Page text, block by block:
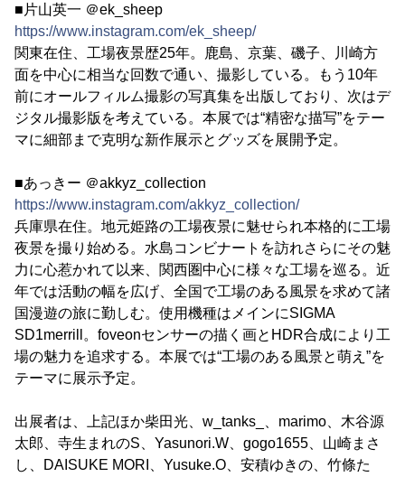
■片山英一 ＠ek_sheep
https://www.instagram.com/ek_sheep/
関東在住、工場夜景歴25年。鹿島、京葉、磯子、川崎方
面を中心に相当な回数で通い、撮影している。もう10年
前にオールフィルム撮影の写真集を出版しており、次はデ
ジタル撮影版を考えている。本展では“精密な描写”をテー
マに細部まで克明な新作展示とグッズを展開予定。
■あっきー ＠akkyz_collection
https://www.instagram.com/akkyz_collection/
兵庫県在住。地元姫路の工場夜景に魅せられ本格的に工場
夜景を撮り始める。水島コンビナートを訪れさらにその魅
力に心惹かれて以来、関西圏中心に様々な工場を巡る。近
年では活動の幅を広げ、全国で工場のある風景を求めて諸
国漫遊の旅に勤しむ。使用機種はメインにSIGMA
SD1merrill。foveonセンサーの描く画とHDR合成により工
場の魅力を追求する。本展では“工場のある風景と萌え”を
テーマに展示予定。
出展者は、上記ほか柴田光、w_tanks_、marimo、木谷源
太郎、寺生まれのS、Yasunori.W、gogo1655、山崎まさ
し、DAISUKE MORI、Yusuke.O、安積ゆきの、竹條た